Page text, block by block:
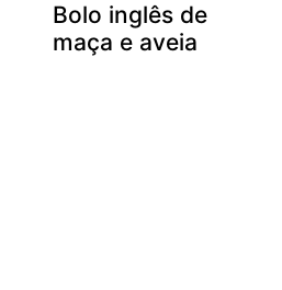
Bolo inglês de
maça e aveia